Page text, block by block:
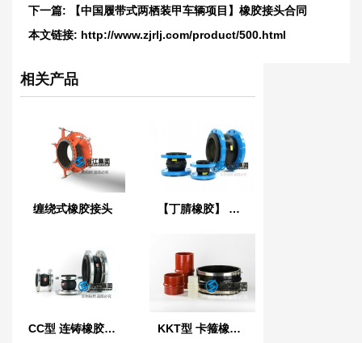
下一篇:
【中国履带式两栖装甲车辆项目】橡胶接头合同
本文链接: http://www.zjrlj.com/product/500.html
相关产品
缠绕式橡胶接头 【丁腈橡胶】 LO型NBR液压耐油橡胶接头
CC型 连铸橡胶软连接 KKT型 卡箍橡胶接头